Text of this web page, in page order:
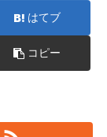
はてブ
コピー